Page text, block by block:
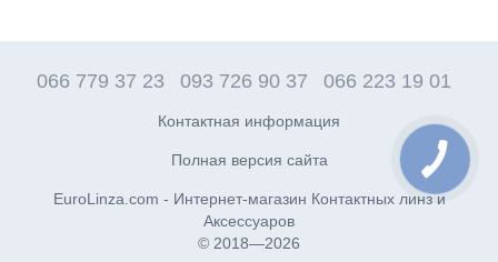
066 779 37 23 093 726 90 37 066 223 19 01
Контактная информация
Полная версия сайта
EuroLinza.com - Интернет-магазин Контактных линз и
Аксессуаров
© 2018—2026